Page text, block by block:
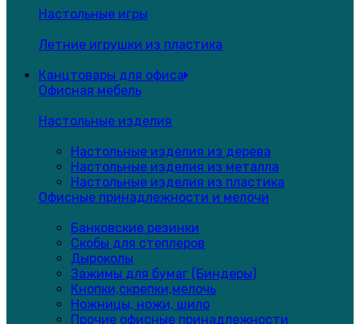
Настольные игры
Летние игрушки из пластика
Канцтовары для офиса
Офисная мебель
Настольные изделия
Настольные изделия из дерева
Настольные изделия из металла
Настольные изделия из пластика
Офисные принадлежности и мелочи
Банковские резинки
Скобы для степлеров
Дыроколы
Зажимы для бумаг (Биндеры)
Кнопки,скрепки,мелочь
Ножницы, ножи, шило
Прочие офисные принадлежности